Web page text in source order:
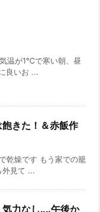
温が1℃で寒い朝、昼
良いお ...
きた！＆赤飯作
乾燥です もう家での籠
外見て ...
力なし‥‥午後か